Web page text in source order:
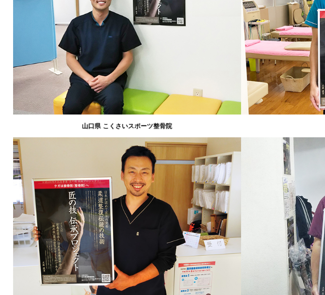
山口県 こくさいスポーツ整骨院